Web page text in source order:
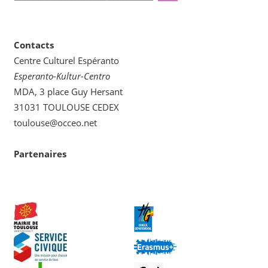
Contacts
Centre Culturel Espéranto
Esperanto-Kultur-Centro
MDA, 3 place Guy Hersant
31031 TOULOUSE CEDEX
toulouse@occeo.net
Partenaires